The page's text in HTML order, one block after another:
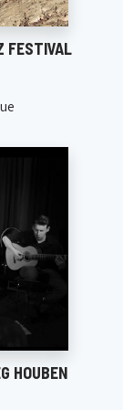
FESTIVAL
HOUBEN